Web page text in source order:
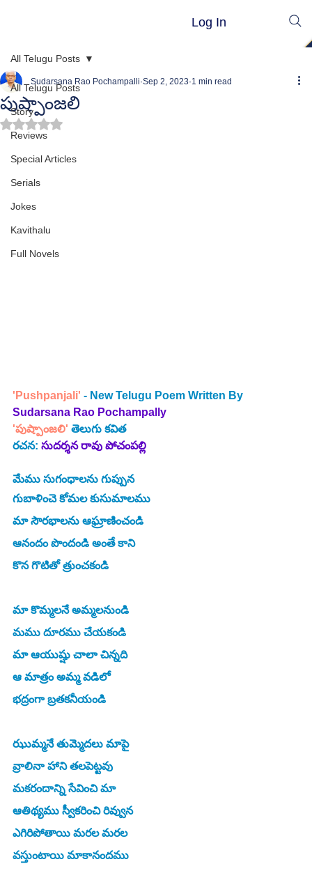
Log In
All Telugu Posts
Story
Reviews
Special Articles
Serials
Jokes
Kavithalu
Full Novels
All Telugu Posts
పుష్పాంజలి
Sudarsana Rao Pochampalli Sep 2, 2023 1 min read
Rated NaN out of 5 stars.
'Pushpanjali' - New Telugu Poem Written By
Sudarsana Rao Pochampally
'పుష్పాంజలి' తెలుగు కవిత
రచన: సుదర్శన రావు పోచంపల్లి
మేము సుగంధాలను గుప్పున
గుబాళించె కోమల కుసుమాలము
మా సౌరభాలను ఆఘ్రాణించండి
ఆనందం పొందండి అంతే కాని
కొన గొటితో త్రుంచకండి
మా కొమ్మలనే అమ్మలనుండి
మము దూరము చేయకండి
మా ఆయుష్షు చాలా చిన్నది
ఆ మాత్రం అమ్మ వడిలో
భద్రంగా బ్రతకనీయండి
ఝుమ్మనే తుమ్మెదలు మాపై
వ్రాలినా హాని తలపెట్టవు
మకరందాన్ని సేవించి మా
ఆతిథ్యము స్వీకరించి రివ్వున
ఎగిరిపోతాయి మరల మరల
వస్తుంటాయి మాకానందము